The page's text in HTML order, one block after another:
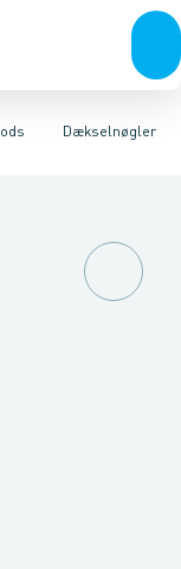
Tanke,
Dækselnøgler
Udluftningsrør